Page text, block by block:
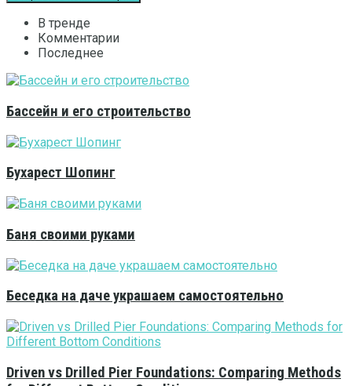
В тренде
Комментарии
Последнее
Бассейн и его строительство
Бухарест Шопинг
Баня своими руками
Беседка на даче украшаем самостоятельно
Driven vs Drilled Pier Foundations: Comparing Methods